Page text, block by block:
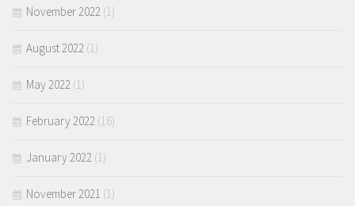
November 2022 (1)
August 2022 (1)
May 2022 (1)
February 2022 (16)
January 2022 (1)
November 2021 (1)